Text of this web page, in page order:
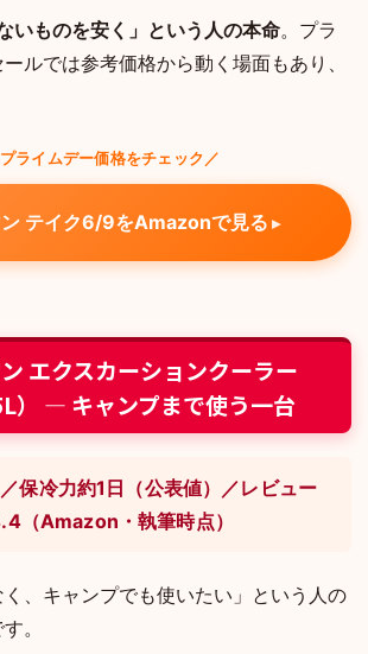
いものを安く」という人の本命。プラ
ルでは参考価格から動く場面もあり、
ライムデー価格をチェック／
ン テイク6/9をAmazonで見る
エクスカーションクーラー
） — キャンプまで使う一台
保冷力約1日（公表値）／レビュー
Amazon・執筆時点）
く、キャンプでも使いたい」という人の
。